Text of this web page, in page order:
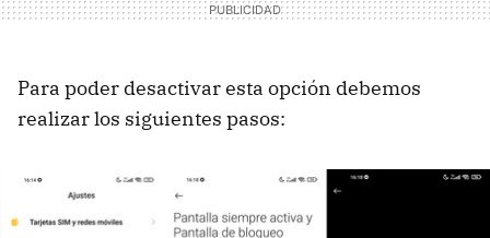
Para poder desactivar esta opción debemos
realizar los siguientes pasos: